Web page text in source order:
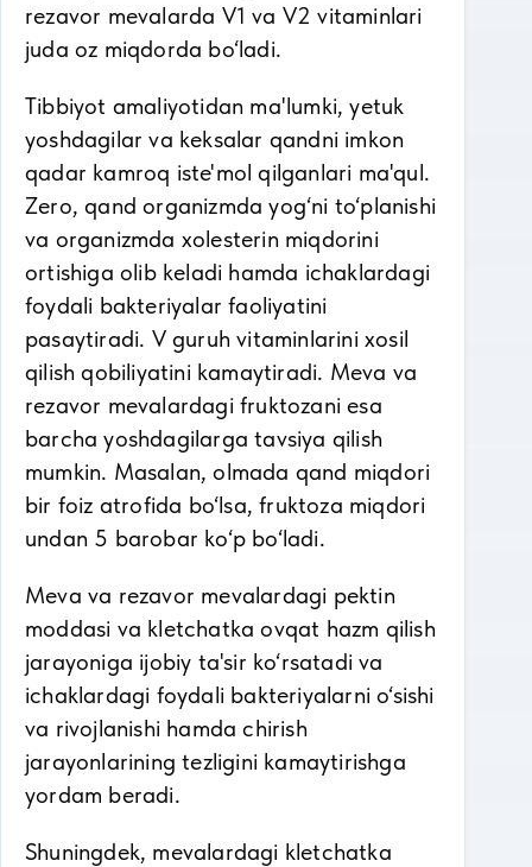
rezavor mevalarda V1 va V2 vitaminlari
juda oz miqdorda bo‘ladi.
Tibbiyot amaliyotidan ma'lumki, yetuk
yoshdagilar va keksalar qandni imkon
qadar kamroq iste'mol qilganlari ma'qul.
Zero, qand organizmda yog‘ni to‘planishi
va organizmda xolesterin miqdorini
ortishiga olib keladi hamda ichaklardagi
foydali bakteriyalar faoliyatini
pasaytiradi. V guruh vitaminlarini xosil
qilish qobiliyatini kamaytiradi. Meva va
rezavor mevalardagi fruktozani esa
barcha yoshdagilarga tavsiya qilish
mumkin. Masalan, olmada qand miqdori
bir foiz atrofida bo‘lsa, fruktoza miqdori
undan 5 barobar ko‘p bo‘ladi.
Meva va rezavor mevalardagi pektin
moddasi va kletchatka ovqat hazm qilish
jarayoniga ijobiy ta'sir ko‘rsatadi va
ichaklardagi foydali bakteriyalarni o‘sishi
va rivojlanishi hamda chirish
jarayonlarining tezligini kamaytirishga
yordam beradi.
Shuningdek, mevalardagi kletchatka